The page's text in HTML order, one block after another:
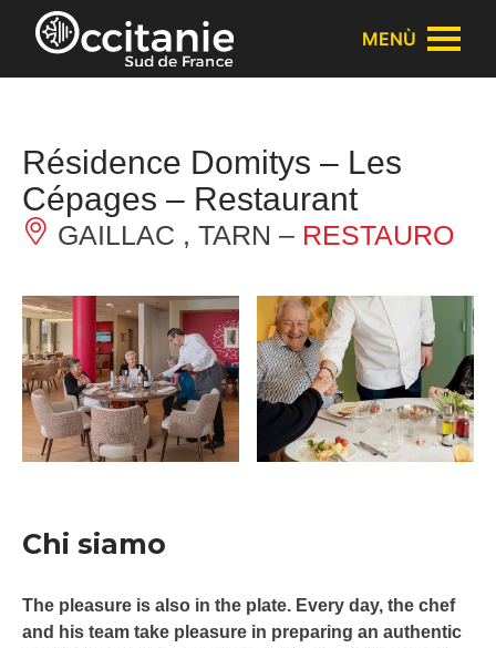
Pannello di gestione dei cookies
MENÙ
Résidence Domitys – Les
Cépages – Restaurant
GAILLAC , TARN – RESTAURO
Chi siamo
The pleasure is also in the plate. Every day, the chef
and his team take pleasure in preparing an authentic